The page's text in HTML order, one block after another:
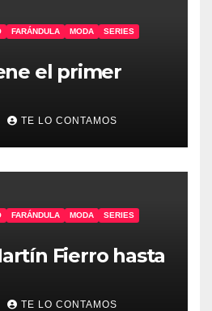
FARÁNDULA MODA
SERIES
el primer
TE LO CONTAMOS
FARÁNDULA MODA
SERIES
Fierro hasta
TE LO CONTAMOS